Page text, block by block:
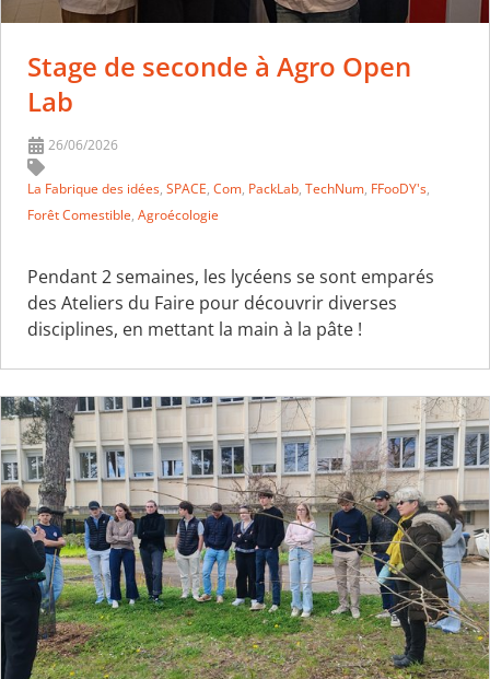
Stage de seconde à Agro Open
Lab
26/06/2026
La Fabrique des idées, SPACE, Com, PackLab, TechNum, FFooDY's,
Forêt Comestible, Agroécologie
Pendant 2 semaines, les lycéens se sont emparés
des Ateliers du Faire pour découvrir diverses
disciplines, en mettant la main à la pâte !